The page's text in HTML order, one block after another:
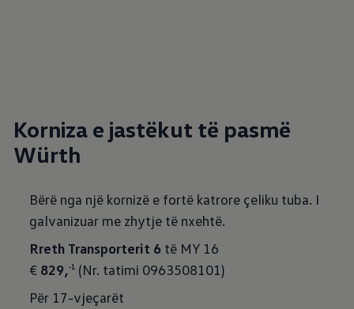
Korniza e jastëkut të pasmë
Würth
Bërë nga një kornizë e fortë katrore çeliku tuba. I
galvanizuar me zhytje të nxehtë.
Rreth Transporterit 6 të MY 16
€ 829,-1
(Nr. tatimi 0963508101)